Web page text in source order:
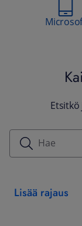
Lisää rajaus